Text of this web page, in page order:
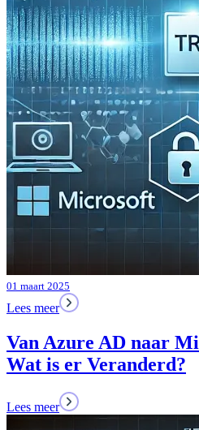
01 maart 2025
Lees meer
Van Azure AD naar
Wat is er Veranderd?
Lees meer